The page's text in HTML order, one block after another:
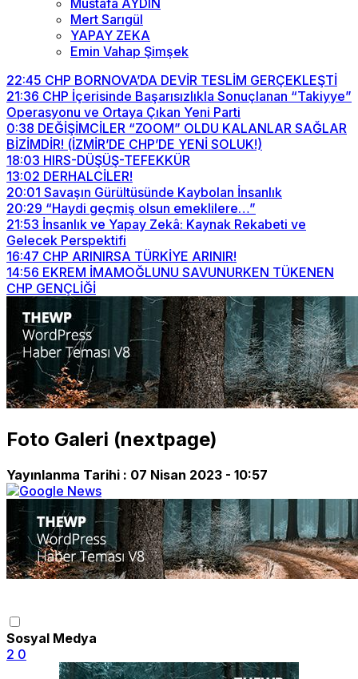
Mustafa AYDIN
Mert Sarıgül
YAPAY ZEKA
Emin Vahap Şimşek
22:45 CHP BORNOVA’DA DEVİR TESLİM GERÇEKLEŞTİ
21:36 CHP İçerisinde Başarısızlıkla Sonuçlanan “Takiyye”
Operasyonu ve Ortaya Çıkan Yeni Parti
0:38 DEĞİŞİMCİLER “ZOOM” OLDU KALANLAR SAĞLAR
BİZİMDİR! (İZMİR’DE CHP’DE YENİ SOLUK!)
18:03 HIRS-DÜŞÜŞ-TEFEKKÜR
13:02 DERHALCİLER!
20:01 Savaşın Gürültüsünde Kaybolan İnsanlık
20:29 “Haydi geçmiş olsun emeklilere…”
21:53 İnsanlık ve Yapay Zekâ: Kaynak Rekabeti ve
Gelecek Perspektifi
16:47 CHP ARINIRSA TÜRKİYE ARINIR!
14:56 EKREM İMAMOĞLUNU SAVUNURKEN TÜKENEN
CHP GENÇLİĞİ
Foto Galeri (nextpage)
Yayınlanma Tarihi : 07 Nisan 2023 - 10:57
Sosyal Medya
2 0